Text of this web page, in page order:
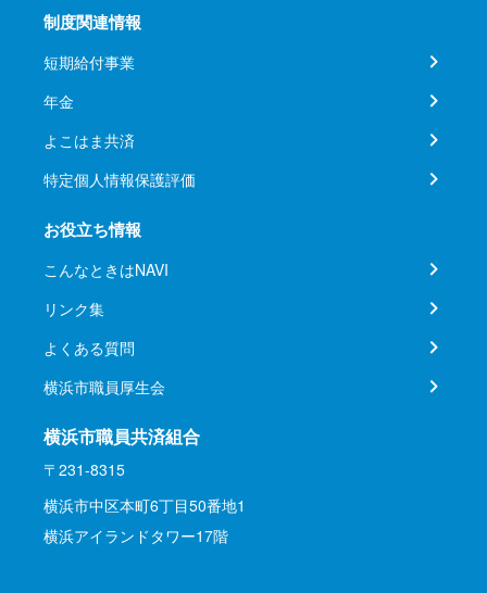
制度関連情報
短期給付事業
年金
よこはま共済
特定個人情報保護評価
お役立ち情報
こんなときはNAVI
リンク集
よくある質問
横浜市職員厚生会
横浜市職員共済組合
〒231-8315
横浜市中区本町6丁目50番地1
横浜アイランドタワー17階